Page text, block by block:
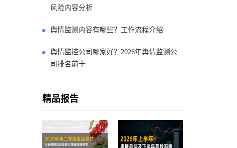
风险内容分析
舆情监测内容有哪些？工作流程介绍
舆情监控公司哪家好？2026年舆情监测公
司排名前十
精品报告